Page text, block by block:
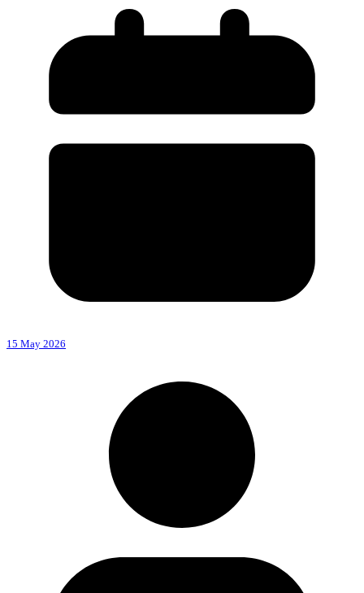
15 May 2026